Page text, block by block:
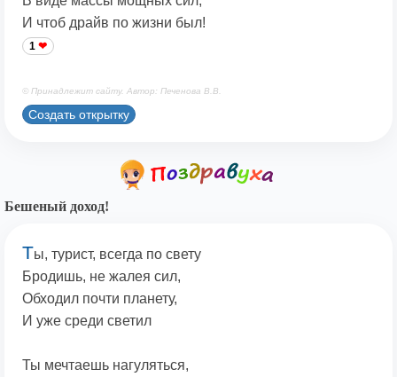
И чтоб драйв по жизни был!
1
© Принадлежит сайту. Автор: Печенова В.В.
Создать открытку
Бешеный доход!
Ты, турист, всегда по свету
Бродишь, не жалея сил,
Обходил почти планету,
И уже среди светил
Ты мечтаешь нагуляться,